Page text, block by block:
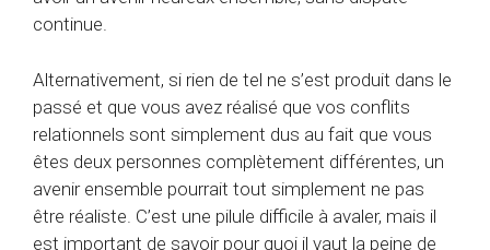
continue.
Alternativement, si rien de tel ne s’est produit dans le
passé et que vous avez réalisé que vos conflits
relationnels sont simplement dus au fait que vous
êtes deux personnes complètement différentes, un
avenir ensemble pourrait tout simplement ne pas
être réaliste. C’est une pilule difficile à avaler, mais il
est important de savoir pour quoi il vaut la peine de